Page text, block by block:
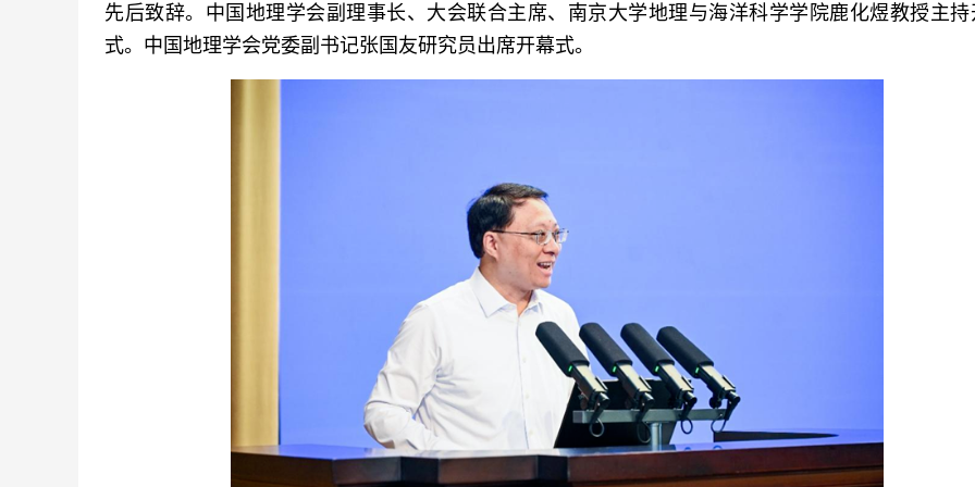
先后致辞。中国地理学会副理事长、大会联合主席、南京大学地理与海洋科学学院鹿化煜教授主持
式。中国地理学会党委副书记张国友研究员出席开幕式。